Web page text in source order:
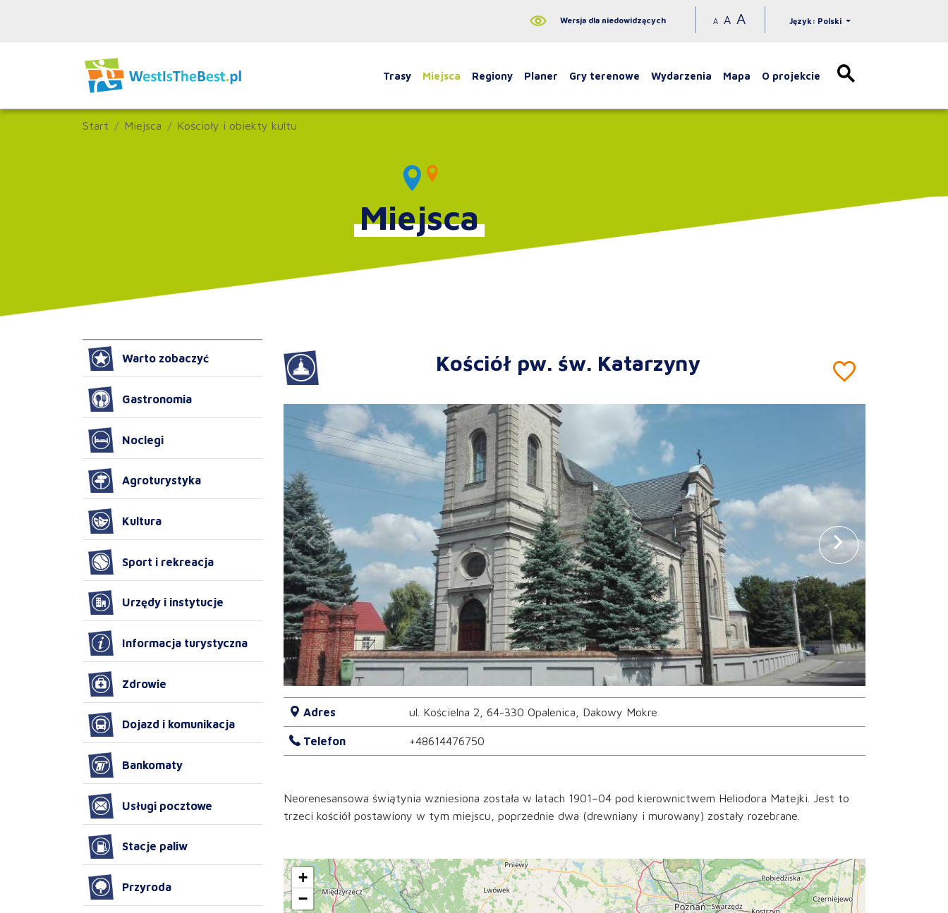
Wersja dla niedowidzących A A A Język: Polski
Trasy Miejsca Regiony Planer Gry terenowe Wydarzenia Mapa O projekcie
Start Miejsca Kościoły i obiekty kultu
Miejsca
Kościół pw. św. Katarzyny
Adres ul. Kościelna 2, 64-330 Opalenica, Dakowy Mokre
Telefon +48614476750
Neorenesansowa świątynia wzniesiona została w latach 1901–04 pod kierownictwem Heliodora Matejki. Jest to
trzeci kościół postawiony w tym miejscu, poprzednie dwa (drewniany i murowany) zostały rozebrane.
+
−
Warto zobaczyć
Gastronomia
Noclegi
Agroturystyka
Kultura
Sport i rekreacja
Urzędy i instytucje
Informacja turystyczna
Zdrowie
Dojazd i komunikacja
Bankomaty
Usługi pocztowe
Stacje paliw
Przyroda